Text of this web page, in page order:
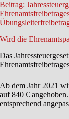
Beitrag:
Wird die
Das
Ab dem Jahr 2021
auf 840 €
entsprechend